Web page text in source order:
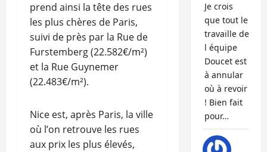
prend ainsi la tête des rues
les plus chères de Paris,
suivi de près par la Rue de
Furstemberg (22.582€/m²)
et la Rue Guynemer
(22.483€/m²).
Nice est, après Paris, la ville
où l’on retrouve les rues
aux prix les plus élevés,
Je crois
que tout le
travaille de
l équipe
Doucet est
à annular
où à revoir
! Bien fait
pour…